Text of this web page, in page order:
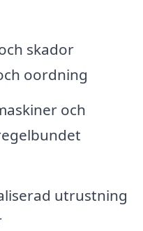
skador
oordning
och
utrustning